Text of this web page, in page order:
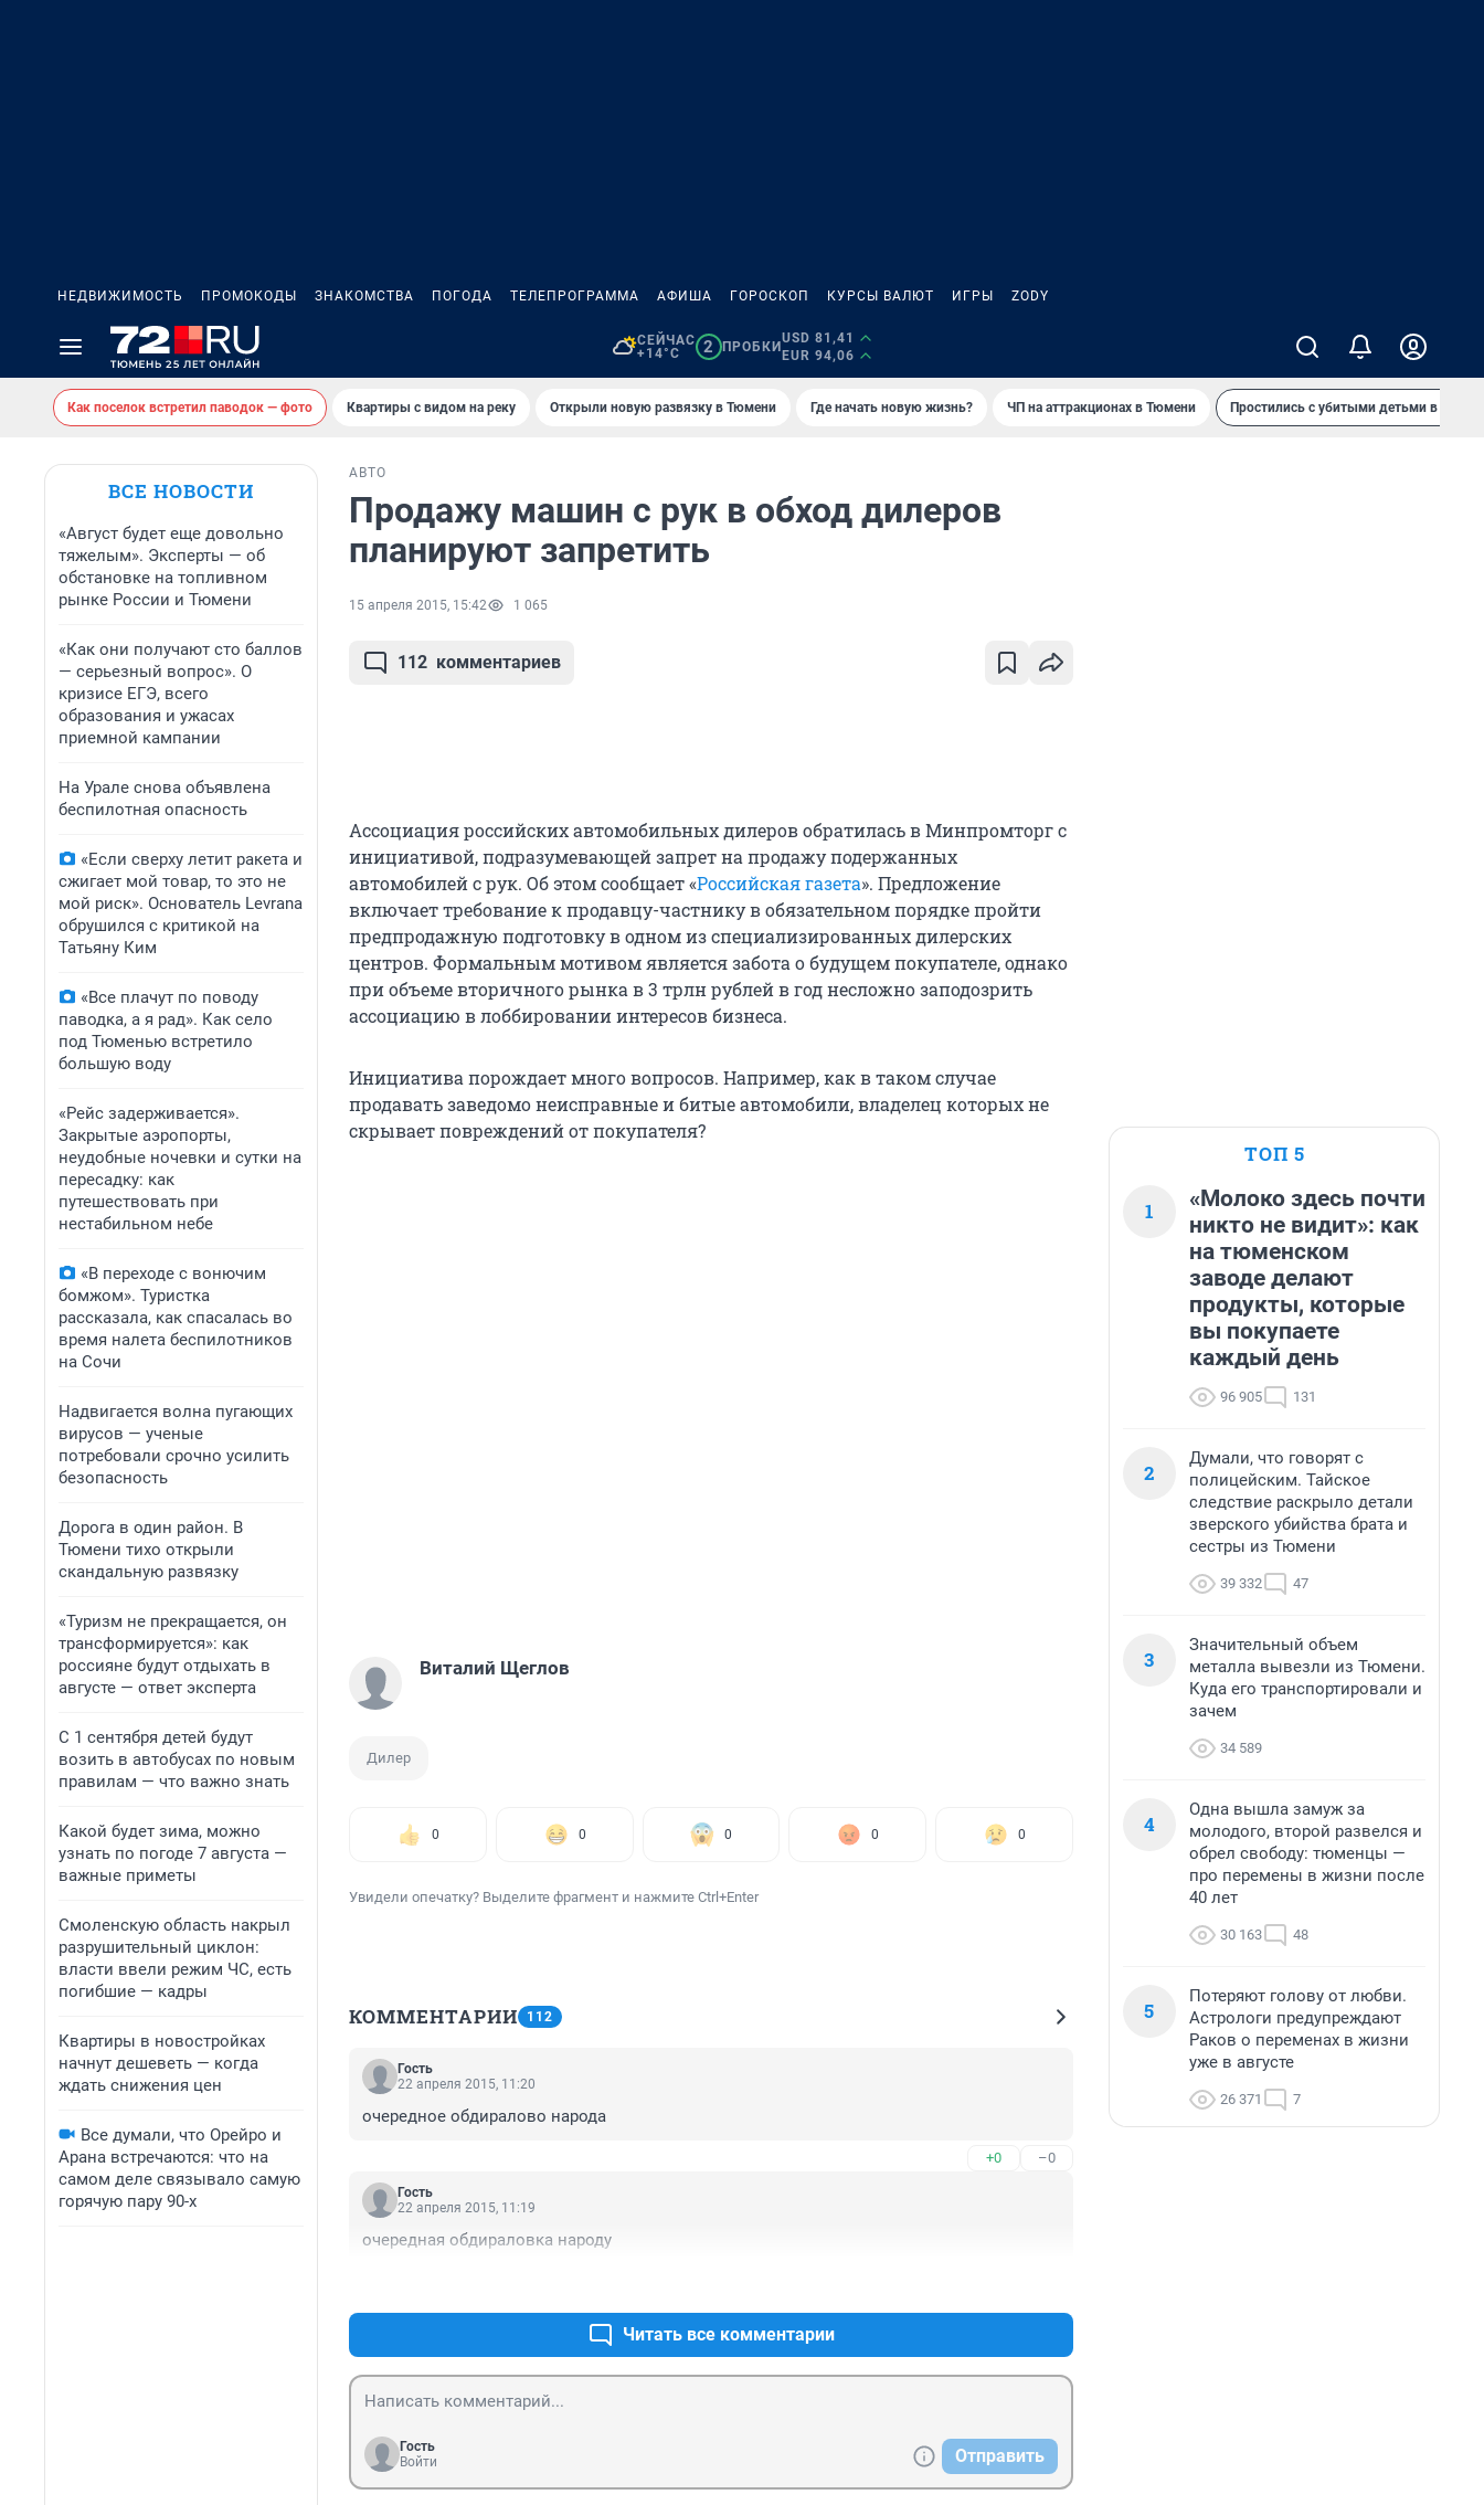
НЕДВИЖИМОСТЬ ПРОМОКОДЫ ЗНАКОМСТВА ПОГОДА ТЕЛЕПРОГРАММА АФИША ГОРОСКОП КУРСЫ ВАЛЮТ ИГРЫ ZODY
СЕЙЧАС
+14°C
2 ПРОБКИ
USD 81,41
EUR 94,06
Как поселок встретил паводок — фото Квартиры с видом на реку Открыли новую развязку в Тюмени Где начать новую жизнь? ЧП на аттракционах в Тюмени Простились с убитыми детьми в
ВСЕ НОВОСТИ
«Август будет еще довольно
тяжелым». Эксперты — об
обстановке на топливном
рынке России и Тюмени
«Как они получают сто баллов
— серьезный вопрос». О
кризисе ЕГЭ, всего
образования и ужасах
приемной кампании
На Урале снова объявлена
беспилотная опасность
«Если сверху летит ракета и
сжигает мой товар, то это не
мой риск». Основатель Levrana
обрушился с критикой на
Татьяну Ким
«Все плачут по поводу
паводка, а я рад». Как село
под Тюменью встретило
большую воду
«Рейс задерживается».
Закрытые аэропорты,
неудобные ночевки и сутки на
пересадку: как
путешествовать при
нестабильном небе
«В переходе с вонючим
бомжом». Туристка
рассказала, как спасалась во
время налета беспилотников
на Сочи
Надвигается волна пугающих
вирусов — ученые
потребовали срочно усилить
безопасность
Дорога в один район. В
Тюмени тихо открыли
скандальную развязку
«Туризм не прекращается, он
трансформируется»: как
россияне будут отдыхать в
августе — ответ эксперта
С 1 сентября детей будут
возить в автобусах по новым
правилам — что важно знать
Какой будет зима, можно
узнать по погоде 7 августа —
важные приметы
Смоленскую область накрыл
разрушительный циклон:
власти ввели режим ЧС, есть
погибшие — кадры
Квартиры в новостройках
начнут дешеветь — когда
ждать снижения цен
Все думали, что Орейро и
Арана встречаются: что на
самом деле связывало самую
горячую пару 90-х
АВТО
Продажу машин с рук в обход дилеров
планируют запретить
15 апреля 2015, 15:42 1 065
112 комментариев
Ассоциация российских автомобильных дилеров обратилась в Минпромторг с
инициативой, подразумевающей запрет на продажу подержанных
автомобилей с рук. Об этом сообщает «Российская газета». Предложение
включает требование к продавцу-частнику в обязательном порядке пройти
предпродажную подготовку в одном из специализированных дилерских
центров. Формальным мотивом является забота о будущем покупателе, однако
при объеме вторичного рынка в 3 трлн рублей в год несложно заподозрить
ассоциацию в лоббировании интересов бизнеса.
Инициатива порождает много вопросов. Например, как в таком случае
продавать заведомо неисправные и битые автомобили, владелец которых не
скрывает повреждений от покупателя?
Виталий Щеглов
Дилер
0 0 0 0 0
Увидели опечатку? Выделите фрагмент и нажмите Ctrl+Enter
КОММЕНТАРИИ 112
Гость
22 апреля 2015, 11:20
очередное обдиралово народа
+0 –0
Гость
22 апреля 2015, 11:19
очередная обдираловка народу
Читать все комментарии
Гость
Войти
Отправить
ТОП 5
1
«Молоко здесь почти
никто не видит»: как
на тюменском
заводе делают
продукты, которые
вы покупаете
каждый день
96 905 131
2
Думали, что говорят с
полицейским. Тайское
следствие раскрыло детали
зверского убийства брата и
сестры из Тюмени
39 332 47
3
Значительный объем
металла вывезли из Тюмени.
Куда его транспортировали и
зачем
34 589
4
Одна вышла замуж за
молодого, второй развелся и
обрел свободу: тюменцы —
про перемены в жизни после
40 лет
30 163 48
5
Потеряют голову от любви.
Астрологи предупреждают
Раков о переменах в жизни
уже в августе
26 371 7